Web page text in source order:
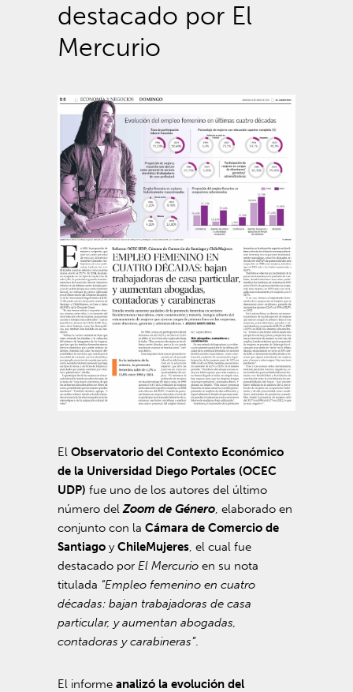
destacado por El
Mercurio
ElObservatorio del Contexto Económico
de la Universidad Diego Portales (OCEC
UDP) fue uno de los autores del último
número delZoom de Género, elaborado en
conjunto con laCámara de Comercio de
Santiago yChileMujeres, el cual fue
destacado porEl Mercurio en su nota
titulada “Empleo femenino en cuatro
décadas: bajan trabajadoras de casa
particular, y aumentan abogadas,
contadoras y carabineras”.
El informeanalizó la evolución del